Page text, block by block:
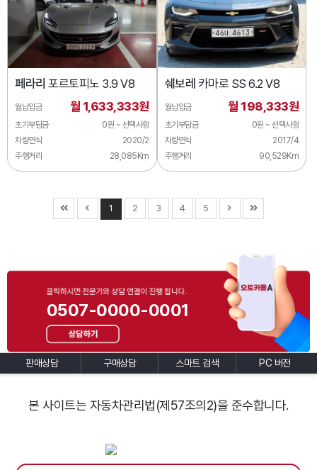
페라리 포르토피노 3.9 V8
월납입금 월 1,633,333원
초기부담금
0원 ~ 선택사항
차량연식
2020/2
주행거리
28,085Km
쉐보레 카마로 SS 6.2 V8
월납입금 월 198,333원
초기부담금
0원 ~ 선택사항
차량연식
2017/4
주행거리
90,529Km
1 2 3 4 5
0507-0000-0001
판매상담 구매상담 스마트 검색 PC 버전
본 사이트는 자동차관리법(제57조의2)을 준수합니다.